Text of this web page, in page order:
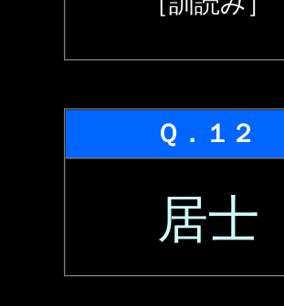
Ｑ．１２
居士